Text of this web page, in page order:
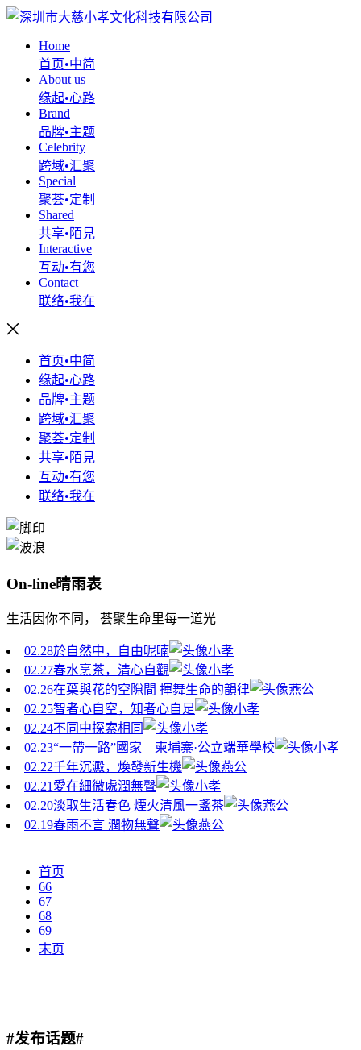
Home
首页•中简
About us
缘起•心路
Brand
品牌•主题
Celebrity
跨域•汇聚
Special
聚荟•定制
Shared
共享•陌見
Interactive
互动•有您
Contact
联络•我在
首页•中简
缘起•心路
品牌•主题
跨域•汇聚
聚荟•定制
共享•陌見
互动•有您
联络•我在
On-line晴雨表
生活因你不同， 荟聚生命里每一道光
02.28於自然中，自由呢喃
小孝
02.27春水烹茶，清心自觀
小孝
02.26在葉與花的空隙間 揮舞生命的韻律
燕公
02.25智者心自空，知者心自足
小孝
02.24不同中探索相同
小孝
02.23“一帶一路”國家—柬埔寨·公立端華學校
小孝
02.22千年沉澱，煥發新生機
燕公
02.21愛在細微處潤無聲
小孝
02.20淡取生活春色 煙火清風一盞茶
燕公
02.19春雨不言 潤物無聲 燕公
首页
66
67
68
69
末页
#发布话题#